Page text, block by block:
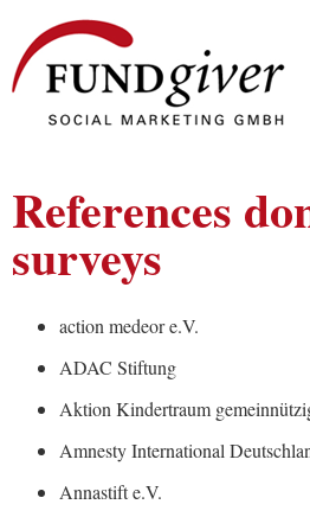
References
surveys
action medeor e.V.
ADAC Stiftung
Aktion Kindertraum
Amnesty International
Annastift e.V.